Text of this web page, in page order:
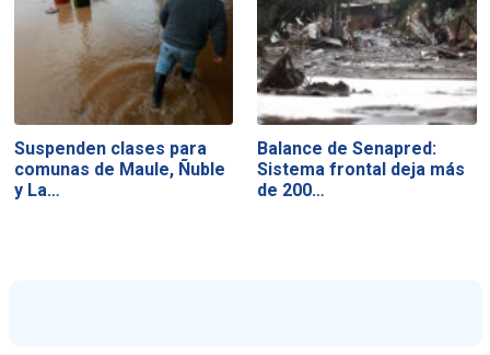
Suspenden clases para
comunas de Maule, Ñuble
y La…
Balance de Senapred:
Sistema frontal deja más
de 200…